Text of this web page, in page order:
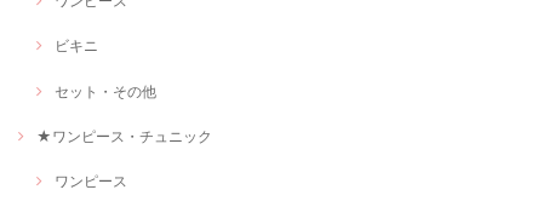
ビキニ
セット・その他
★ワンピース・チュニック
ワンピース